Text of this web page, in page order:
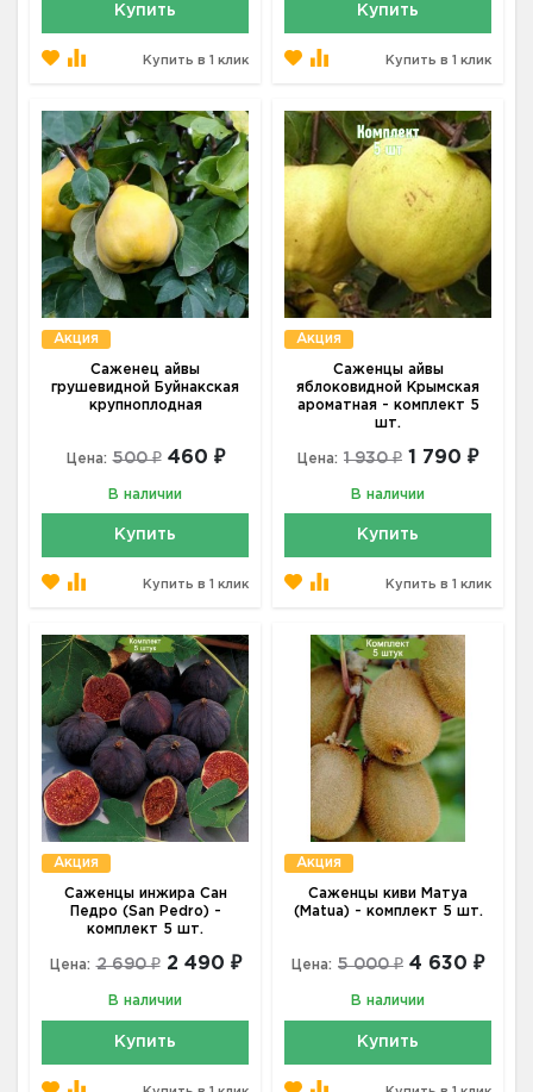
Купить
Купить в 1 клик
Купить
Купить в 1 клик
Акция
Саженец айвы
грушевидной Буйнакская
крупноплодная
Цена: 500 ₽ 460 ₽
В наличии
Купить
Купить в 1 клик
Акция
Саженцы айвы
яблоковидной Крымская
ароматная - комплект 5
шт.
Цена: 1 930 ₽ 1 790 ₽
В наличии
Купить
Купить в 1 клик
Акция
Саженцы инжира Сан
Педро (San Pedro) -
комплект 5 шт.
Цена: 2 690 ₽ 2 490 ₽
В наличии
Купить
Акция
Саженцы киви Матуа
(Matua) - комплект 5 шт.
Цена: 5 000 ₽ 4 630 ₽
В наличии
Купить